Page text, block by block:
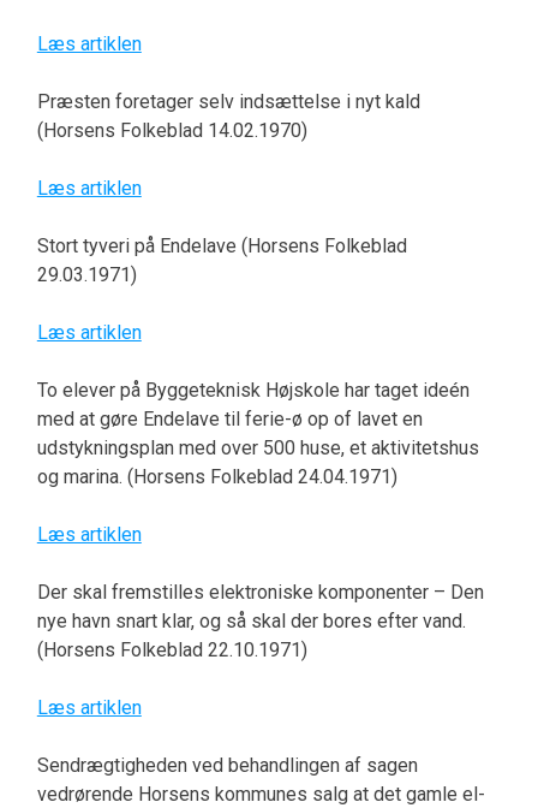
Læs artiklen
Præsten foretager selv indsættelse i nyt kald
(Horsens Folkeblad 14.02.1970)
Læs artiklen
Stort tyveri på Endelave (Horsens Folkeblad
29.03.1971)
Læs artiklen
To elever på Byggeteknisk Højskole har taget ideén
med at gøre Endelave til ferie-ø op of lavet en
udstykningsplan med over 500 huse, et aktivitetshus
og marina. (Horsens Folkeblad 24.04.1971)
Læs artiklen
Der skal fremstilles elektroniske komponenter – Den
nye havn snart klar, og så skal der bores efter vand.
(Horsens Folkeblad 22.10.1971)
Læs artiklen
Sendrægtigheden ved behandlingen af sagen
vedrørende Horsens kommunes salg at det gamle el-